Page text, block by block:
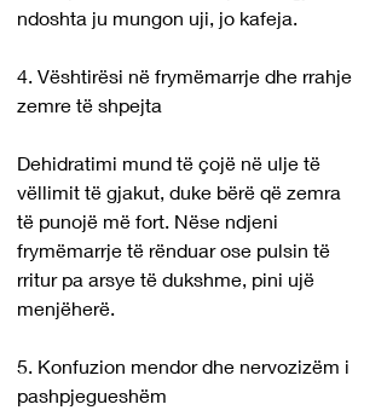
ndoshta ju mungon uji, jo kafeja.
4. Vështirësi në frymëmarrje dhe rrahje
zemre të shpejta
Dehidratimi mund të çojë në ulje të
vëllimit të gjakut, duke bërë që zemra
të punojë më fort. Nëse ndjeni
frymëmarrje të rënduar ose pulsin të
rritur pa arsye të dukshme, pini ujë
menjëherë.
5. Konfuzion mendor dhe nervozizëm i
pashpjegueshëm